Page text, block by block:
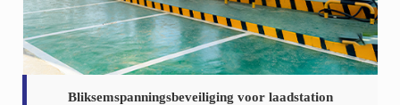
Bliksemspanningsbeveiliging voor laadstation